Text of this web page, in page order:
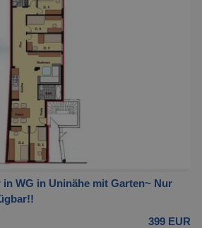
in WG in Uninähe mit Garten~ Nur
399 EUR